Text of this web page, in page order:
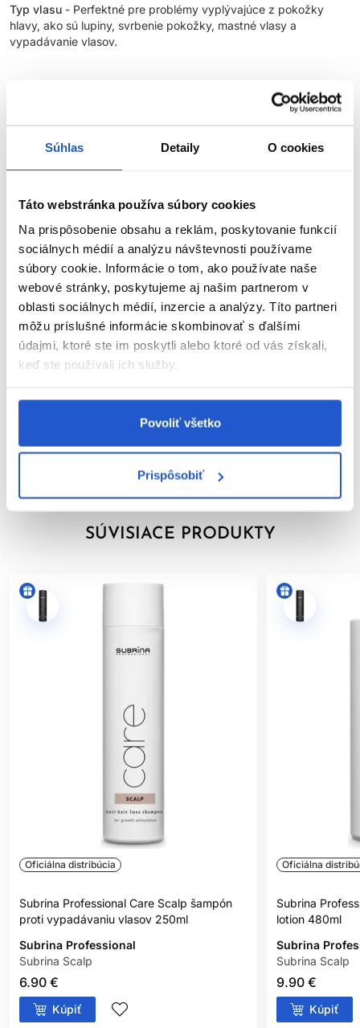
Súhlas Detaily O cookies
Táto webstránka používa súbory cookies
Na prispôsobenie obsahu a reklám, poskytovanie funkcií
sociálnych médií a analýzu návštevnosti používame
súbory cookie. Informácie o tom, ako používate naše
webové stránky, poskytujeme aj našim partnerom v
oblasti sociálnych médií, inzercie a analýzy. Títo partneri
môžu príslušné informácie skombinovať s ďalšími
údajmi, ktoré ste im poskytli alebo ktoré od vás získali,
keď ste používali ich služby.
Povoliť všetko
Prispôsobiť
Typ vlasu - Perfektné pre problémy vyplývajúce z pokožky
hlavy, ako sú lupiny, svrbenie pokožky, mastné vlasy a
vypadávanie vlasov.
Výťažok z chmelu
- Plný silných antioxidantov, je antibakteriálny
- Prispieva k zdravému rastu vlasov
stimuláciou bunkových aktivít, ako aj regeneráciou tkaniva a
redukovaním vypadávania vlasov
Panthenol - Tiež sa nazýva pro-vitamín B5, pomáha priťahovať
vodu a udržať ju. Zvlhčuje vlasy a pokožku hlavy a zanecháva
ich silné a zdravé.
ZOBRAZIŤ VIAC
Parametre
SÚVISIACE PRODUKTY
Oficiálna distribúcia
Subrina Professional Care Scalp šampón
proti vypadávaniu vlasov 250ml
Subrina Professional
Subrina Scalp
6.90 €
Kúpiť
Oficiálna
Subrina
lotion 480ml
Subrina
Subrina Scalp
9.90 €
Kúpiť